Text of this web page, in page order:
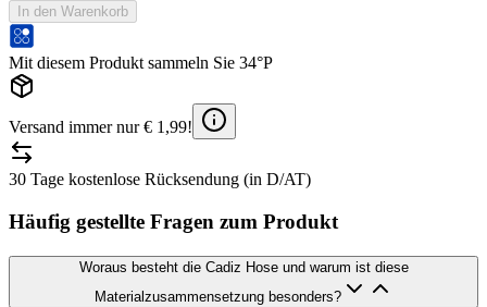
In den Warenkorb
Mit diesem Produkt sammeln Sie 34°P
Versand immer nur € 1,99!
30 Tage kostenlose Rücksendung (in D/AT)
Häufig gestellte Fragen zum Produkt
Woraus besteht die Cadiz Hose und warum ist diese
Materialzusammensetzung besonders?